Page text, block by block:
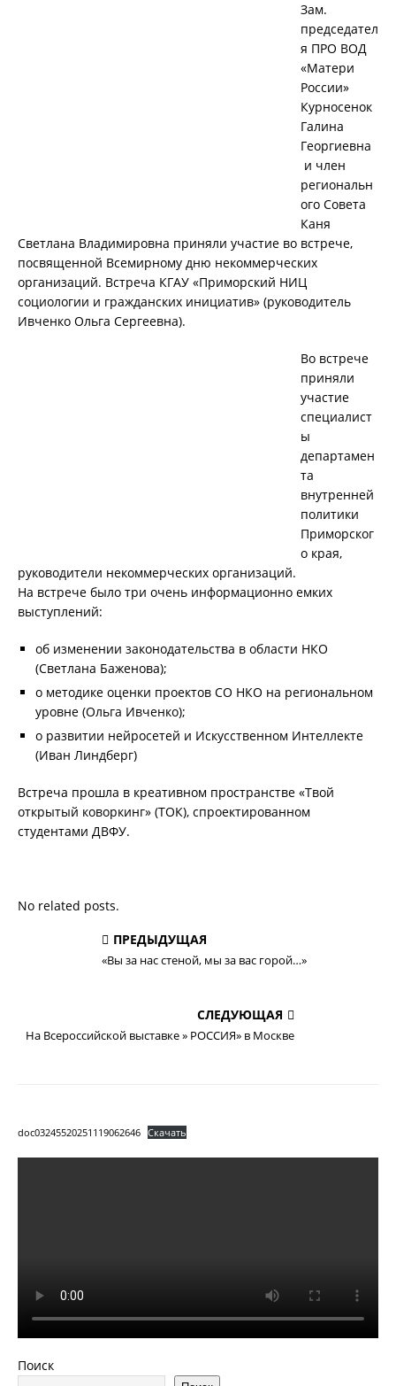
Зам.
председател
я ПРО ВОД
«Матери
России»
Курносенок
Галина
Георгиевна
и член
региональн
ого Совета
Каня
Светлана Владимировна приняли участие во встрече,
посвященной Всемирному дню некоммерческих
организаций. Встреча КГАУ «Приморский НИЦ
социологии и гражданских инициатив» (руководитель
Ивченко Ольга Сергеевна).
Во встрече
приняли
участие
специалист
ы
департамен
та
внутренней
политики
Приморског
о края,
руководители некоммерческих организаций.
На встрече было три очень информационно емких
выступлений:
об изменении законодательства в области НКО
(Светлана Баженова);
о методике оценки проектов СО НКО на региональном
уровне (Ольга Ивченко);
о развитии нейросетей и Искусственном Интеллекте
(Иван Линдберг)
Встреча прошла в креативном пространстве «Твой
открытый коворкинг» (ТОК), спроектированном
студентами ДВФУ.
No related posts.
ПРЕДЫДУЩАЯ
«Вы за нас стеной, мы за вас горой…»
СЛЕДУЮЩАЯ
На Всероссийской выставке » РОССИЯ» в Москве
doc03245520251119062646 Скачать
Поиск